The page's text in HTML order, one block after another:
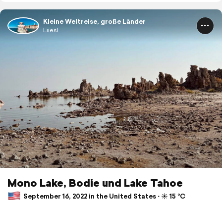
Kleine Weltreise, große Länder
Liiesl
Mono Lake, Bodie und Lake Tahoe
September 16, 2022 in the United States ⋅ ☀️ 15 °C